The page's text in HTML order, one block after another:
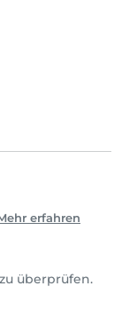
erfahren
überprüfen.